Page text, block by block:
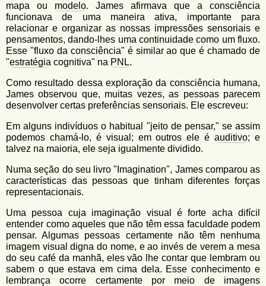
mapa ou modelo. James afirmava que a consciência
funcionava de uma maneira ativa, importante para
relacionar e organizar as nossas impressões sensoriais e
pensamentos, dando-lhes uma continuidade como um fluxo.
Esse "fluxo da consciência" é similar ao que é chamado de
"estratégia cognitiva" na PNL.
Como resultado dessa exploração da consciência humana,
James observou que, muitas vezes, as pessoas parecem
desenvolver certas preferências sensoriais. Ele escreveu:
Em alguns indivíduos o habitual "jeito de pensar," se assim
podemos chamá-lo, é visual; em outros ele éauditivo; e
talvez na maioria, ele seja igualmente dividido.
Numa seção do seu livro "Imagination", James comparou as
características das pessoas que tinham diferentes forças
representacionais.
Uma pessoa cuja imaginação visual é forte acha difícil
entender como aqueles que não têm essa faculdade podem
pensar. Algumas pessoas certamente não têm nenhuma
imagem visual digna do nome, e ao invés de verem a mesa
do seu café da manhã, eles vão lhe contar que lembram ou
sabem o que estava em cima dela. Esse conhecimento e
lembrança ocorre certamente por meio de imagens